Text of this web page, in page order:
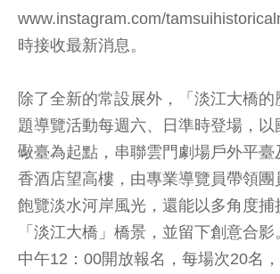
www.instagram.com/
時接收最新消息。
除了全新的常設展外，「淡江大橋的
題導覽活動每週六、日準時登場，以
礮臺為起點，串聯雲門劇場戶外平臺
香酒店望高樓，由專業導覽員帶領團
飽覽淡水河岸風光，還能以多角度捕
「淡江大橋」橋景，並留下創意合
中午12：00開放報名，每場次20名